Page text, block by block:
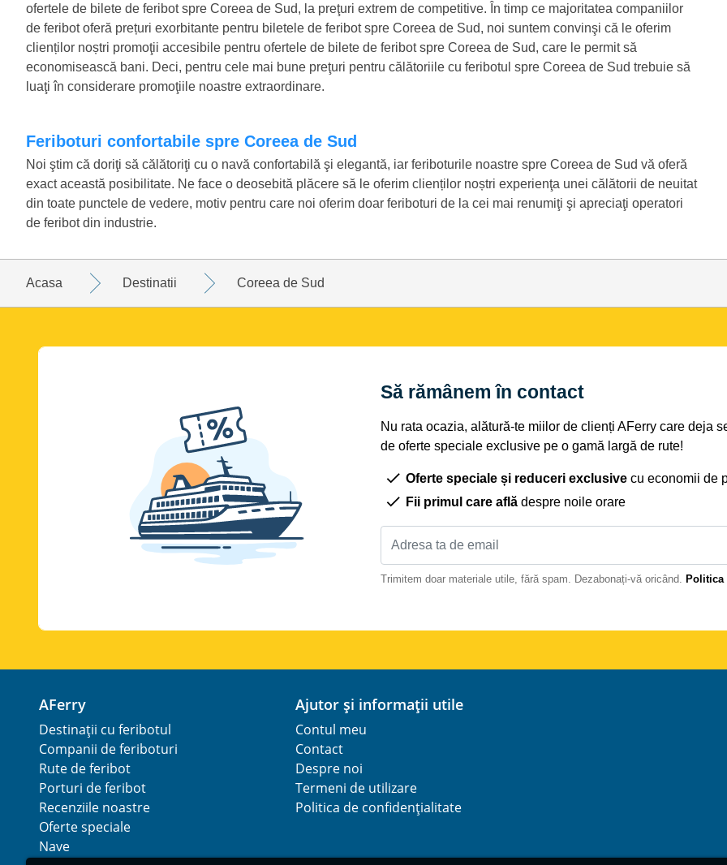
ofertele de bilete de feribot spre Coreea de Sud, la preţuri extrem de competitive. În timp ce majoritatea companiilor
de feribot oferă prețuri exorbitante pentru biletele de feribot spre Coreea de Sud, noi suntem convinşi că le oferim
clienților noștri promoţii accesibile pentru ofertele de bilete de feribot spre Coreea de Sud, care le permit să
economisească bani. Deci, pentru cele mai bune preţuri pentru călătoriile cu feribotul spre Coreea de Sud trebuie să
luaţi în considerare promoţiile noastre extraordinare.
Feriboturi confortabile spre Coreea de Sud
Noi ştim că doriţi să călătoriţi cu o navă confortabilă şi elegantă, iar feriboturile noastre spre Coreea de Sud vă oferă
exact această posibilitate. Ne face o deosebită plăcere să le oferim clienților noștri experienţa unei călătorii de neuitat
din toate punctele de vedere, motiv pentru care noi oferim doar feriboturi de la cei mai renumiţi şi apreciaţi operatori
de feribot din industrie.
Acasa Destinatii Coreea de Sud
Să rămânem în contact
Nu rata ocazia, alătură-te miilor de clienți AFerry care deja
de oferte speciale exclusive pe o gamă largă de rute!
Oferte speciale și reduceri exclusive cu economii de
Fii primul care află despre noile orare
Trimitem doar materiale utile, fără spam. Dezabonați-vă oricând. Politica
AFerry
Destinații cu feribotul
Companii de feriboturi
Rute de feribot
Porturi de feribot
Recenziile noastre
Oferte speciale
Nave
Ajutor și informații utile
Contul meu
Contact
Despre noi
Termeni de utilizare
Politica de confidențialitate